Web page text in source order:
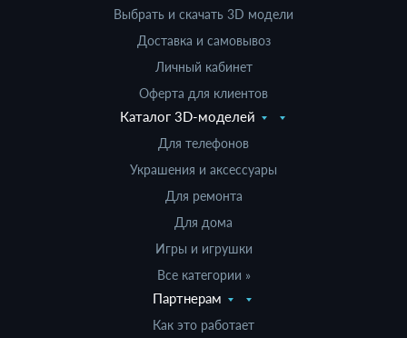
Выбрать и скачать 3D модели
Доставка и самовывоз
Личный кабинет
Оферта для клиентов
Каталог 3D-моделей
Для телефонов
Украшения и аксессуары
Для ремонта
Для дома
Игры и игрушки
Все категории »
Партнерам
Как это работает